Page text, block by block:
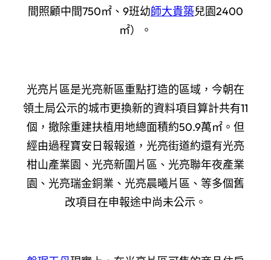
間照顧中間750㎡、9班幼師大貴築兒園2400
㎡）。
光亮片區是光亮新區重點打造的區域，今朝在
領土局公示的城市更換新的資料項目算計共有11
個，撤除重建扶植用地總面積約50.9萬㎡。但
經由過程寶安日報報道，光亮街道約還有光亮
柑山產業園、光亮新圍片區、光亮聯年夜產業
園、光亮瑞金銅業、光亮晨曦片區、等多個舊
改項目在申報途中尚未公示。